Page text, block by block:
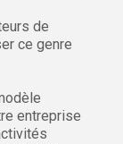
de
ce genre
entreprise